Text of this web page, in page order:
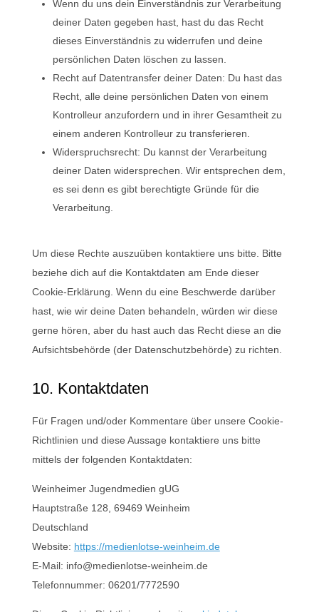
Wenn du uns dein Einverständnis zur Verarbeitung
deiner Daten gegeben hast, hast du das Recht
dieses Einverständnis zu widerrufen und deine
persönlichen Daten löschen zu lassen.
Recht auf Datentransfer deiner Daten: Du hast das
Recht, alle deine persönlichen Daten von einem
Kontrolleur anzufordern und in ihrer Gesamtheit zu
einem anderen Kontrolleur zu transferieren.
Widerspruchsrecht: Du kannst der Verarbeitung
deiner Daten widersprechen. Wir entsprechen dem,
es sei denn es gibt berechtigte Gründe für die
Verarbeitung.
Um diese Rechte auszuüben kontaktiere uns bitte. Bitte
beziehe dich auf die Kontaktdaten am Ende dieser
Cookie-Erklärung. Wenn du eine Beschwerde darüber
hast, wie wir deine Daten behandeln, würden wir diese
gerne hören, aber du hast auch das Recht diese an die
Aufsichtsbehörde (der Datenschutzbehörde) zu richten.
10. Kontaktdaten
Für Fragen und/oder Kommentare über unsere Cookie-
Richtlinien und diese Aussage kontaktiere uns bitte
mittels der folgenden Kontaktdaten:
Weinheimer Jugendmedien gUG
Hauptstraße 128, 69469 Weinheim
Deutschland
Website: https://medienlotse-weinheim.de
E-Mail: ed.miehniew-estolneidem@ofni
Telefonnummer: 06201/7772590